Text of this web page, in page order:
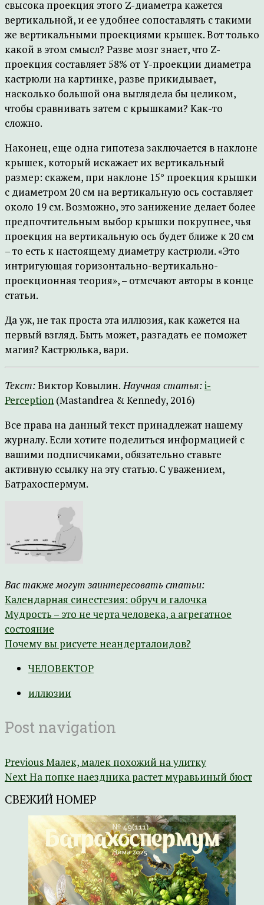
свысока проекция этого Z-диаметра кажется
вертикальной, и ее удобнее сопоставлять с такими
же вертикальными проекциями крышек. Вот только
какой в этом смысл? Разве мозг знает, что Z-
проекция составляет 58% от Y-проекции диаметра
кастрюли на картинке, разве прикидывает,
насколько большой она выглядела бы целиком,
чтобы сравнивать затем с крышками? Как-то
сложно.
Наконец, еще одна гипотеза заключается в наклоне
крышек, который искажает их вертикальный
размер: скажем, при наклоне 15° проекция крышки
с диаметром 20 см на вертикальную ось составляет
около 19 см. Возможно, это занижение делает более
предпочтительным выбор крышки покрупнее, чья
проекция на вертикальную ось будет ближе к 20 см
– то есть к настоящему диаметру кастрюли. «Это
интригующая горизонтально-вертикально-
проекционная теория», – отмечают авторы в конце
статьи.
Да уж, не так проста эта иллюзия, как кажется на
первый взгляд. Быть может, разгадать ее поможет
магия? Кастрюлька, вари.
Текст:Виктор Ковылин.Научная статья:i-
Perception (Mastandrea & Kennedy, 2016)
Все права на данный текст принадлежат нашему
журналу. Если хотите поделиться информацией с
вашими подписчиками, обязательно ставьте
активную ссылку на эту статью. С уважением,
Батрахоспермум.
Вас также могут заинтересовать статьи:
Календарная синестезия: обруч и галочка
Мудрость – это не черта человека, а агрегатное
состояние
Почему вы рисуете неандерталоидов?
ЧЕЛОВЕКТОР
иллюзии
Post navigation
PreviousМалек, малек похожий на улитку
NextНа попке наездника растет муравьиный бюст
СВЕЖИЙ НОМЕР